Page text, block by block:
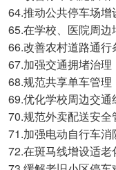
64.推动公共停车场增
65.在学校、医院周边
66.改善农村道路通行
67.加强交通拥堵治理
68.规范共享单车管理
69.优化学校周边交通
70.规范外卖配送安全
71.加强电动自行车消
72.在斑马线增设适老